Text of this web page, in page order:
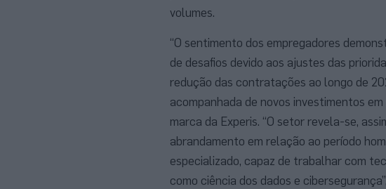
volumes.
“O sentimento dos empregadores
de desafios devido aos ajustes das
redução das contratações ao longo de
acompanhada de novos investimentos
marca da Experis. “O setor revela-se,
abrandamento em relação ao período
especializado, capaz de trabalhar com
como ciência dos dados e